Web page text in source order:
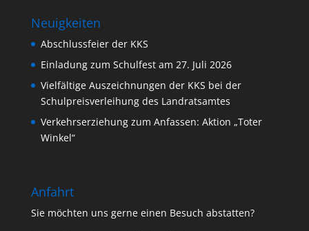
Neuigkeiten
Abschlussfeier der KKS
Einladung zum Schulfest am 27. Juli 2026
Vielfältige Auszeichnungen der KKS bei der
Schulpreisverleihung des Landratsamtes
Verkehrserziehung zum Anfassen: Aktion „Toter
Winkel“
Anfahrt
Sie möchten uns gerne einen Besuch abstatten?